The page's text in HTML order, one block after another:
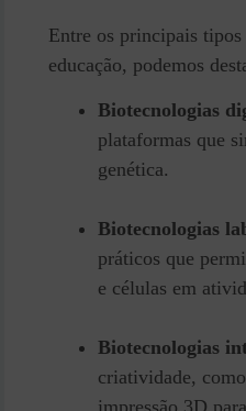
Entre os principais
educação, podemos
Biotecnologias
plataformas que
genética.
Biotecnologias
práticos que
e células em
Biotecnologias
criatividade,
impressão 3D